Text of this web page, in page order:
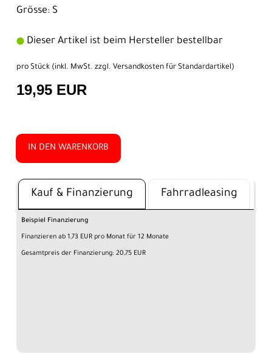
Grösse: S
Dieser Artikel ist beim Hersteller bestellbar
pro Stück (inkl. MwSt. zzgl. Versandkosten für Standardartikel)
19,95 EUR
IN DEN WARENKORB
Kauf & Finanzierung Fahrradleasing
Beispiel Finanzierung
Finanzieren ab 1,73 EUR pro Monat für 12 Monate
Gesamtpreis der Finanzierung: 20,75 EUR